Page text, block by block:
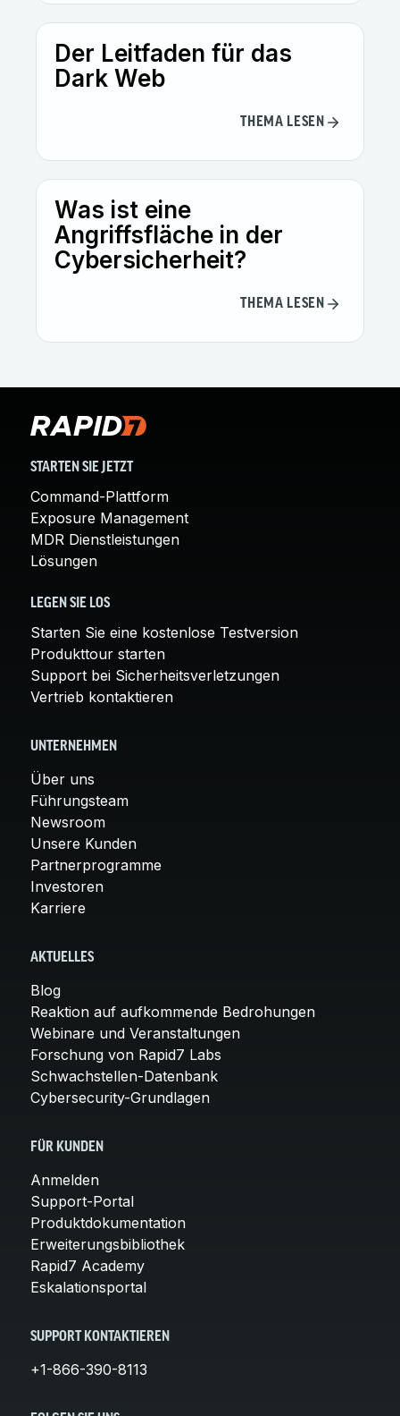
Der Leitfaden für das
Dark Web
THEMA LESEN
Was ist eine
Angriffsfläche in der
Cybersicherheit?
THEMA LESEN
STARTEN SIE JETZT
Command-Plattform
Exposure Management
MDR Dienstleistungen
Lösungen
LEGEN SIE LOS
Starten Sie eine kostenlose Testversion
Produkttour starten
Support bei Sicherheitsverletzungen
Vertrieb kontaktieren
UNTERNEHMEN
Über uns
Führungsteam
Newsroom
Unsere Kunden
Partnerprogramme
Investoren
Karriere
AKTUELLES
Blog
Reaktion auf aufkommende Bedrohungen
Webinare und Veranstaltungen
Forschung von Rapid7 Labs
Schwachstellen-Datenbank
Cybersecurity-Grundlagen
FÜR KUNDEN
Anmelden
Support-Portal
Produktdokumentation
Erweiterungsbibliothek
Rapid7 Academy
Eskalationsportal
SUPPORT KONTAKTIEREN
+1-866-390-8113